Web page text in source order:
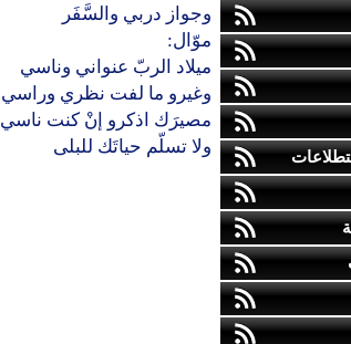
وجواز دربي والسَّفَر
موّال:
ميلاد الربّ عنواني وناسي
وغيرو ما لفت نظري وراسي
مصيرَك اذكرو إنْ كنت ناسي
ولا تسلّم حياتَك للبلى